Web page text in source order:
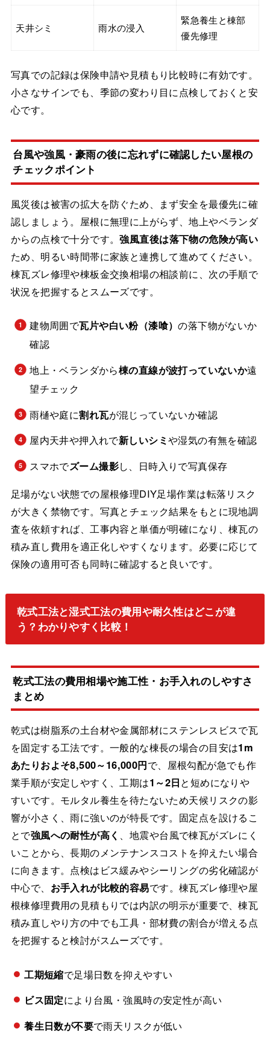
天井シミ 雨水の浸入
緊急養生と棟部
優先修理
写真での記録は保険申請や見積もり比較時に有効です。
小さなサインでも、季節の変わり目に点検しておくと安
心です。
台風や強風・豪雨の後に忘れずに確認したい屋根の
チェックポイント
風災後は被害の拡大を防ぐため、まず安全を最優先に確
認しましょう。屋根に無理に上がらず、地上やベランダ
からの点検で十分です。強風直後は落下物の危険が高い
ため、明るい時間帯に家族と連携して進めてください。
棟瓦ズレ修理や棟板金交換相場の相談前に、次の手順で
状況を把握するとスムーズです。
建物周囲で瓦片や白い粉（漆喰）の落下物がないか
確認
地上・ベランダから棟の直線が波打っていないか遠
望チェック
雨樋や庭に割れ瓦が混じっていないか確認
屋内天井や押入れで新しいシミや湿気の有無を確認
スマホでズーム撮影し、日時入りで写真保存
足場がない状態での屋根修理DIY足場作業は転落リスク
が大きく禁物です。写真とチェック結果をもとに現地調
査を依頼すれば、工事内容と単価が明確になり、棟瓦の
積み直し費用を適正化しやすくなります。必要に応じて
保険の適用可否も同時に確認すると良いです。
乾式工法と湿式工法の費用や耐久性はどこが違
う？わかりやすく比較！
乾式工法の費用相場や施工性・お手入れのしやすさ
まとめ
乾式は樹脂系の土台材や金属部材にステンレスビスで瓦
を固定する工法です。一般的な棟長の場合の目安は1m
あたりおよそ8,500～16,000円で、屋根勾配が急でも作
業手順が安定しやすく、工期は1～2日と短めになりや
すいです。モルタル養生を待たないため天候リスクの影
響が小さく、雨に強いのが特長です。固定点を設けるこ
とで強風への耐性が高く 、地震や台風で棟瓦がズレにく
いことから、長期のメンテナンスコストを抑えたい場合
に向きます。点検はビス緩みやシーリングの劣化確認が
中心で、 お手入れが比較的容易です。棟瓦ズレ修理や屋
根棟修理費用の見積もりでは内訳の明示が重要で、棟瓦
積み直しやり方の中でも工具・部材費の割合が増える点
を把握すると検討がスムーズです。
工期短縮で足場日数を抑えやすい
ビス固定により台風・強風時の安定性が高い
養生日数が不要で雨天リスクが低い